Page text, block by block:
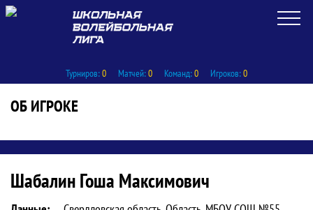
Турниров:0 Матчей:0 Команд:0 Игроков:0
ОБ ИГРОКЕ
Статистика игрока Шабалин Гоша
Шабалин Гоша Максимович